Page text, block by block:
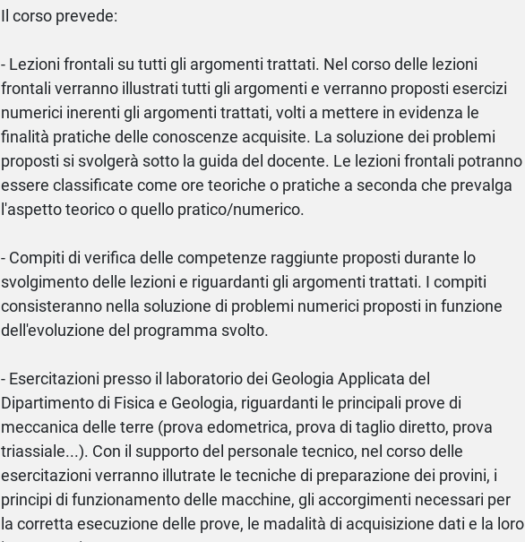
Il corso prevede:
- Lezioni frontali su tutti gli argomenti trattati. Nel corso delle lezioni
frontali verranno illustrati tutti gli argomenti e verranno proposti esercizi
numerici inerenti gli argomenti trattati, volti a mettere in evidenza le
finalità pratiche delle conoscenze acquisite. La soluzione dei problemi
proposti si svolgerà sotto la guida del docente. Le lezioni frontali potranno
essere classificate come ore teoriche o pratiche a seconda che prevalga
l'aspetto teorico o quello pratico/numerico.
- Compiti di verifica delle competenze raggiunte proposti durante lo
svolgimento delle lezioni e riguardanti gli argomenti trattati. I compiti
consisteranno nella soluzione di problemi numerici proposti in funzione
dell'evoluzione del programma svolto.
- Esercitazioni presso il laboratorio dei Geologia Applicata del
Dipartimento di Fisica e Geologia, riguardanti le principali prove di
meccanica delle terre (prova edometrica, prova di taglio diretto, prova
triassiale...). Con il supporto del personale tecnico, nel corso delle
esercitazioni verranno illutrate le tecniche di preparazione dei provini, i
principi di funzionamento delle macchine, gli accorgimenti necessari per
la corretta esecuzione delle prove, le madalità di acquisizione dati e la loro